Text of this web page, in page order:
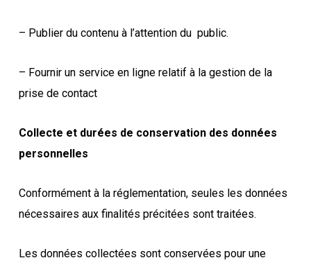
– Publier du contenu à l’attention du public.
– Fournir un service en ligne relatif à la gestion de la
prise de contact
Collecte et durées de conservation des données
personnelles
Conformément à la réglementation, seules les données
nécessaires aux finalités précitées sont traitées.
Les données collectées sont conservées pour une